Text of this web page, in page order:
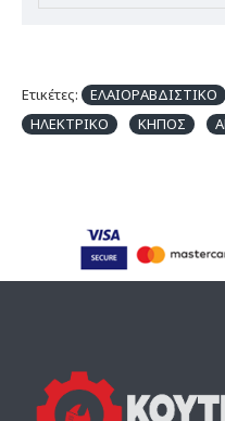
Ετικέτες: ΕΛΑΙΟΡΑΒΔΙΣΤΙΚΟ
ΗΛΕΚΤΡΙΚΟ
ΚΗΠΟΣ